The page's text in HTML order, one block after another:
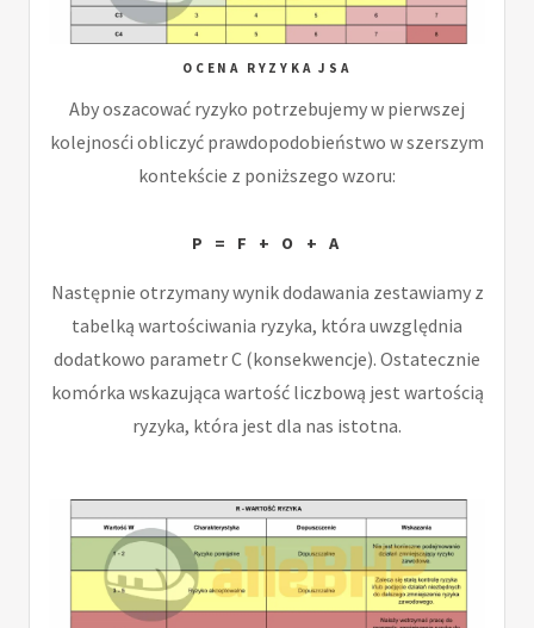
OCENA RYZYKA JSA
Aby oszacować ryzyko potrzebujemy w pierwszej
kolejnosći obliczyć prawdopodobieństwo w szerszym
kontekście z poniższego wzoru:
P = F + O + A
Następnie otrzymany wynik dodawania zestawiamy z
tabelką wartościwania ryzyka, która uwzględnia
dodatkowo parametr C (konsekwencje). Ostatecznie
komórka wskazująca wartość liczbową jest wartością
ryzyka, która jest dla nas istotna.